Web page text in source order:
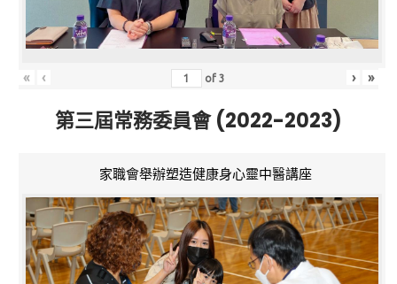
« ‹ of3 › »
第三屆常務委員會 (2022-2023)
家職會舉辦塑造健康身心靈中醫講座